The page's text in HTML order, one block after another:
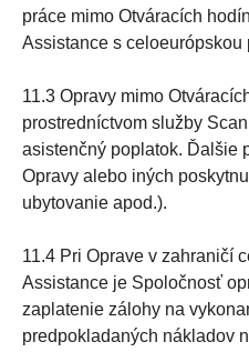
práce mimo Otváracích
Assistance s celoeurópskou
11.3 Opravy mimo
prostredníctvom služby
asistenčný poplatok. Ďalšie
Opravy alebo iných
ubytovanie apod.).
11.4 Pri Oprave v zahraničí
Assistance je Spoločnosť
zaplatenie zálohy na
predpokladaných nákladov